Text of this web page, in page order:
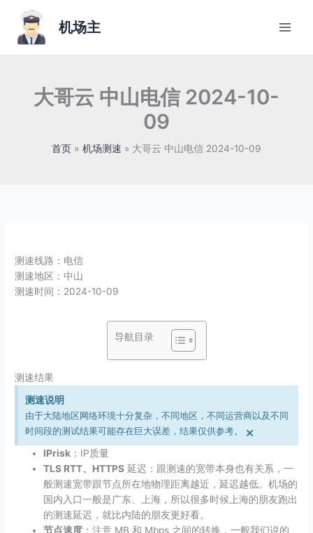
机场主
大哥云 中山电信 2024-10-
09
首页 机场测速 大哥云 中山电信 2024-10-09
测速线路： 电信
测速地区：中山
测速时间： 2024-10-09
导航目录
测速结果
测速说明
由于大陆地区网络环境十分复杂，不同地区，不同运营商以及不同
时间段的测试结果可能存在巨大误差，结果仅供参考。
×
IPrisk ：IP质量
TLS RTT、HTTPS 延迟：跟测速的宽带本身也有关系，一
般测速宽带跟节点所在地物理距离越近，延迟越低。机场的
国内入口一般是广东、上海，所以很多时候上海的朋友跑出
的测速延迟，就比内陆的朋友更好看。
节点速度 ：注意 MB 和 Mbps 之间的转换，一般我们说的